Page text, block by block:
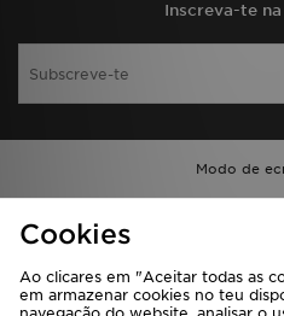
Inscreva-te
Modo de
Perguntas Frequentes
Pedidos e envios
Guia de Tamanhos
Promoções e Sorteios
Cookies
Ao clicares em "Aceitar todas as
em armazenar cookies no teu